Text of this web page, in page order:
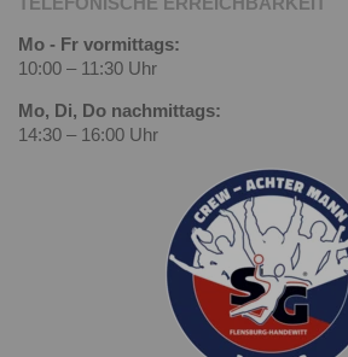
Mo - Fr vormittags:
10:00 – 11:30 Uhr
Mo, Di, Do nachmittags:
14:30 – 16:00 Uhr